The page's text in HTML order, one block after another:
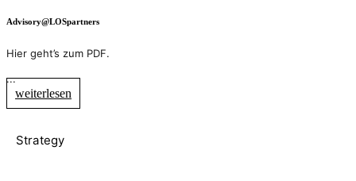
Advisory@LOSpartners
Hier geht’s zum PDF.
...
weiterlesen
Strategy